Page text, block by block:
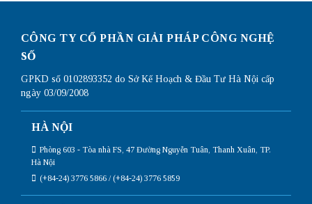
CÔNG TY CỔ PHẦN GIẢI PHÁP CÔNG NGHỆ
SỐ
GPKD số 0102893352 do Sở Kế Hoạch & Đầu Tư Hà Nội cấp
ngày 03/09/2008
HÀ NỘI
Phòng 603 - Tòa nhà FS, 47 Đường Nguyễn Tuân, Thanh Xuân, TP.
Hà Nội
(+84-24) 3776 5866 / (+84-24) 3776 5859